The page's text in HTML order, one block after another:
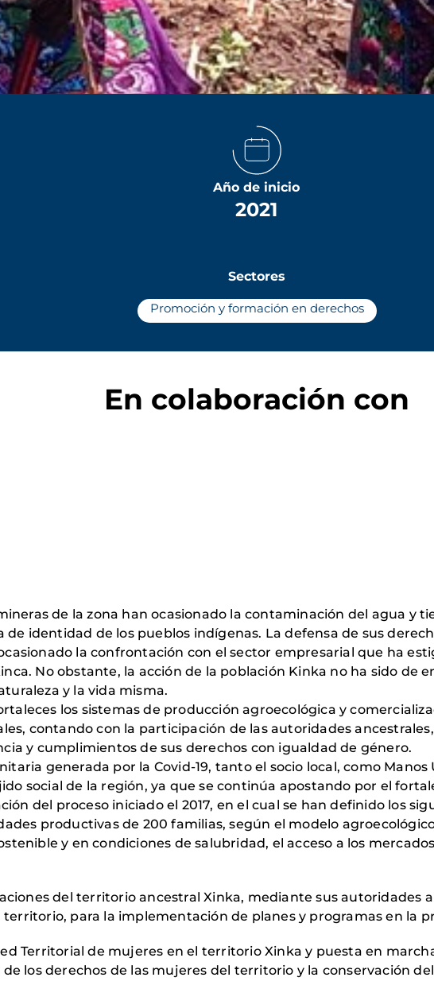
Año de inicio
2021
Sectores
Promoción y formación en derechos
En colaboración con
de la zona han ocasionado la contaminación del agua y
identidad de los pueblos indígenas. La defensa de sus
la confrontación con el sector empresarial que ha
No obstante, la acción de la población Kinka no ha sido de
y la vida misma.
los sistemas de producción agroecológica y
contando con la participación de las autoridades
y cumplimientos de sus derechos con igualdad de género.
generada por la Covid-19, tanto el socio local, como
social de la región, ya que se continúa apostando por el
del proceso iniciado el 2017, en el cual se han definido los
productivas de 200 familias, según el modelo
y en condiciones de salubridad, el acceso a los
del territorio ancestral Xinka, mediante sus autoridades
territorio, para la implementación de planes y programas en la
Territorial de mujeres en el territorio Xinka y puesta en
los derechos de las mujeres del territorio y la conservación